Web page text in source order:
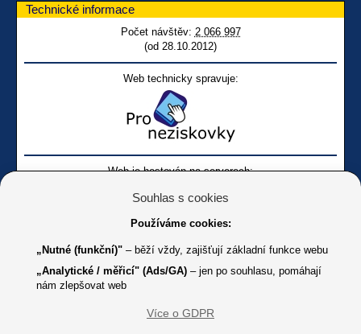
Technické informace
Počet návštěv: 2 066 997
(od 28.10.2012)
Web technicky spravuje:
Web je hostován na serverech:
Online
Youtube SONS
Souhlas s cookies
Používáme cookies:
„Nutné (funkční)" – běží vždy, zajišťují základní funkce webu
„Analytické / měřicí" (Ads/GA) – jen po souhlasu, pomáhají
nám zlepšovat web
Více o GDPR